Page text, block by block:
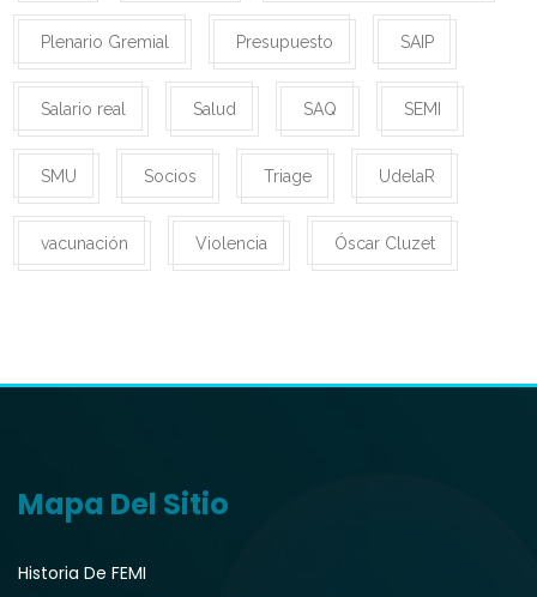
Plenario Gremial Presupuesto SAIP
Salario real Salud SAQ SEMI
SMU Socios Triage UdelaR
vacunación Violencia Óscar Cluzet
Mapa Del Sitio
Historia De FEMI